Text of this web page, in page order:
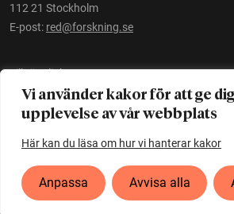
Vi använder kakor för att ge
upplevelse av vår webbplats
Här kan du läsa om hur vi hanterar kakor
Anpassa Avvisa alla
112 21 Stockholm
E-post: red@forskning.se
Tillgänglighet
Ett initiativ avVetenskapsrådet